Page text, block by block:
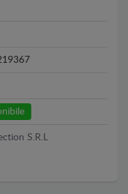
S.R.L